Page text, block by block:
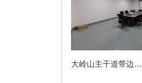
大岭山主干道带边楼上带装修厂房，面积1400平，带办公室